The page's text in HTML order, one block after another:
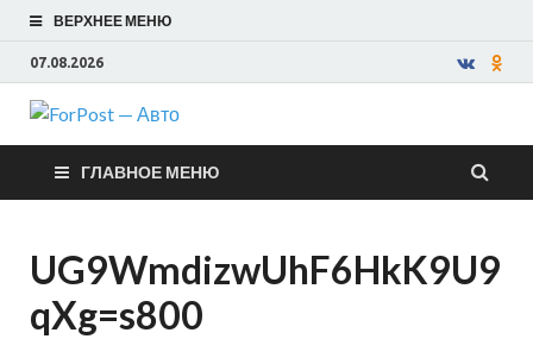
ВЕРХНЕЕ МЕНЮ
07.08.2026
ForPost —
Авто
ГЛАВНОЕ МЕНЮ
UG9WmdizwUhF6HkK9U9
qXg=s800